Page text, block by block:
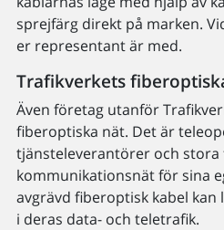
sprejfärg direkt på marken.
er representant är med.
Trafikverkets
Även företag utanför
fiberoptiska nät. Det är
tjänsteleverantörer och
kommunikationsnät för sina
avgrävd fiberoptisk kabel
i deras data- och teletrafik.